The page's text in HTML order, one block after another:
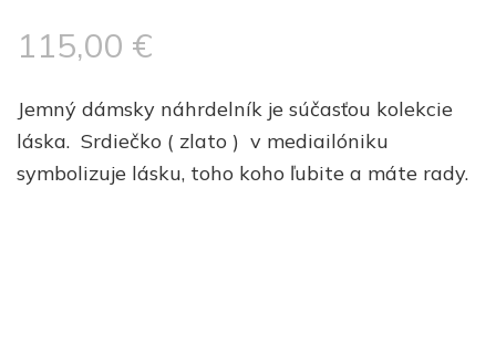
115,00 €
Jemný dámsky náhrdelník je súčasťou kolekcie
láska. Srdiečko ( zlato ) v mediailóniku
symbolizuje lásku, toho koho ľubite a máte rady.